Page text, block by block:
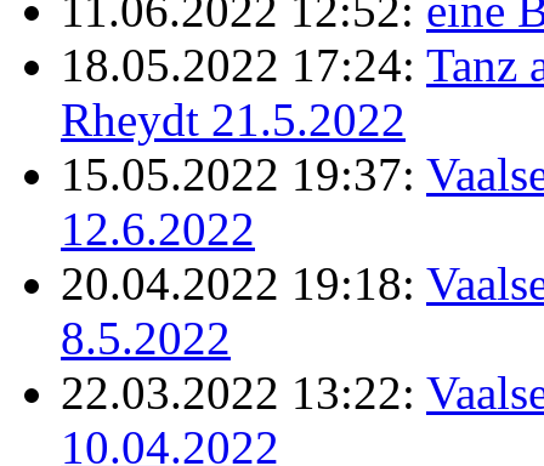
18.05.2022 17:24: Tanz
Rheydt 21.5.2022
15.05.2022 19:37:
12.6.2022
20.04.2022 19:18:
8.5.2022
22.03.2022 13:22:
10.04.2022